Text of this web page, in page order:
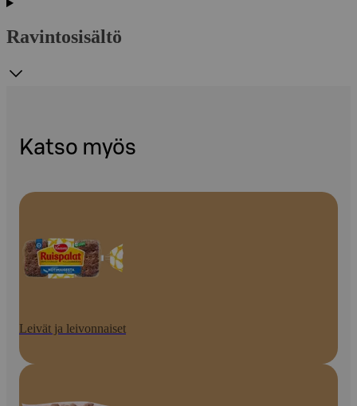
Ravintosisältö
Katso myös
Leivät ja leivonnaiset